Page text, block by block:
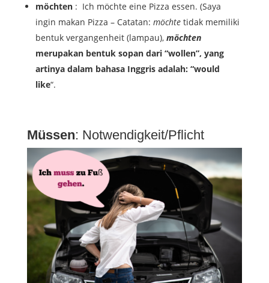
möchten : Ich möchte eine Pizza essen. (Saya
ingin makan Pizza – Catatan: möchtetidak memiliki
bentuk vergangenheit (lampau), möchten
merupakan bentuk sopan dari “wollen”, yang
artinya dalam bahasa Inggris adalah: “would
like“.
Müssen: Notwendigkeit/Pflicht